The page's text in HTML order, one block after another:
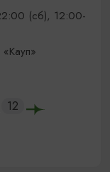
(сб), 12:00-
12